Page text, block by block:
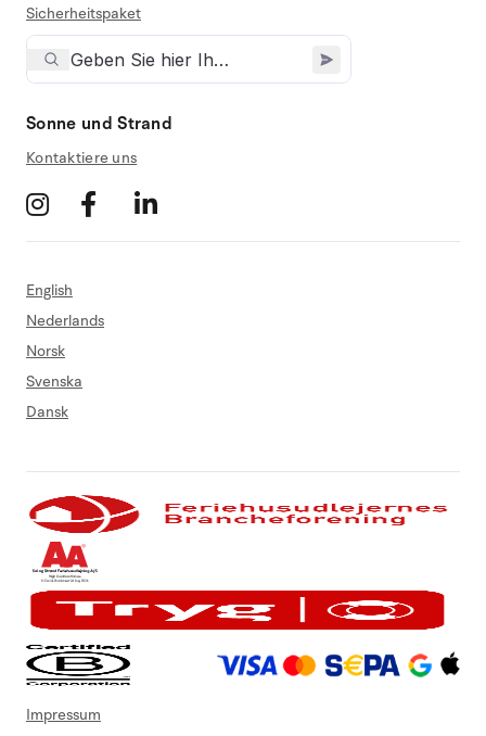
Sicherheitspaket
Sonne und Strand
Kontaktiere uns
English
Nederlands
Norsk
Svenska
Dansk
Impressum